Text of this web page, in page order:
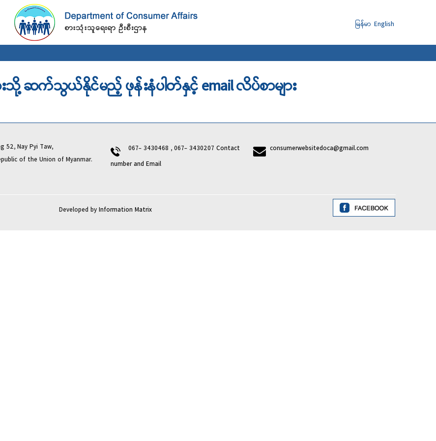
main
content
မြန်မာ English
ားသို့ ဆက်သွယ်နိုင်မည့် ဖုန်းနံပါတ်နှင့် email လိပ်စာများ
52, Nay Pyi Taw,
of the Union of Myanmar.
067- 3430468 , 067- 3430207 Contact
number and Email
consumerwebsitedoca@gmail.com
Developed byInformation Matrix